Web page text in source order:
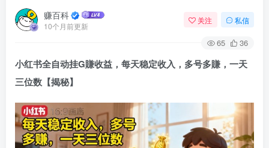
赚百科
10个月前更新
关注 私信
65 36
小红书全自动挂G賺收益，每天稳定收入，多号多賺，一天
三位数【揭秘】